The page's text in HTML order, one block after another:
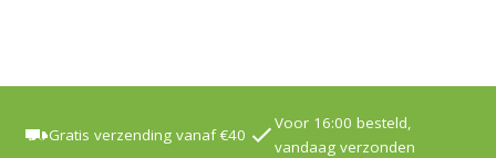
Gratis verzending vanaf €40
Voor 16:00 besteld,
vandaag verzonden